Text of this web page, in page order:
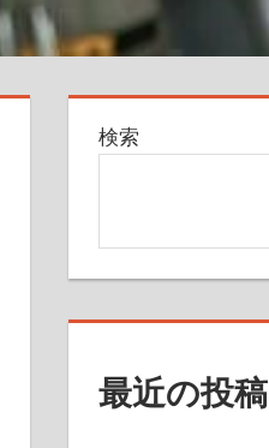
検索
最近の投稿